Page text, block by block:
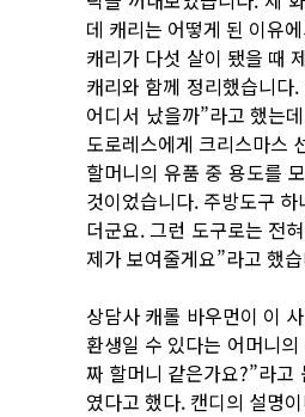
데 캐리는 어떻게 된 이유
캐리가 다섯 살이 됐을 때
캐리와 함께 정리했습니다
어디서 났을까”라고 했는
도로레스에게 크리스마스
할머니의 유품 중 용도를
것이었습니다. 주방도구
더군요. 그런 도구로는 전
제가 보여줄게요”라고 했
상담사 캐롤 바우먼이 이
환생일 수 있다는 어머니
짜 할머니 같은가요?”라
였다고 했다. 캔디의 설명